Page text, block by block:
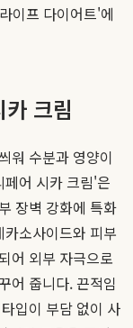
이프 다이어트'에
크림
워 수분과 영양이
어 시카 크림'은
장벽 강화에 특화
소사이드와 피부
어 외부 자극으로
어 줍니다. 끈적임
입이 부담 없이 사